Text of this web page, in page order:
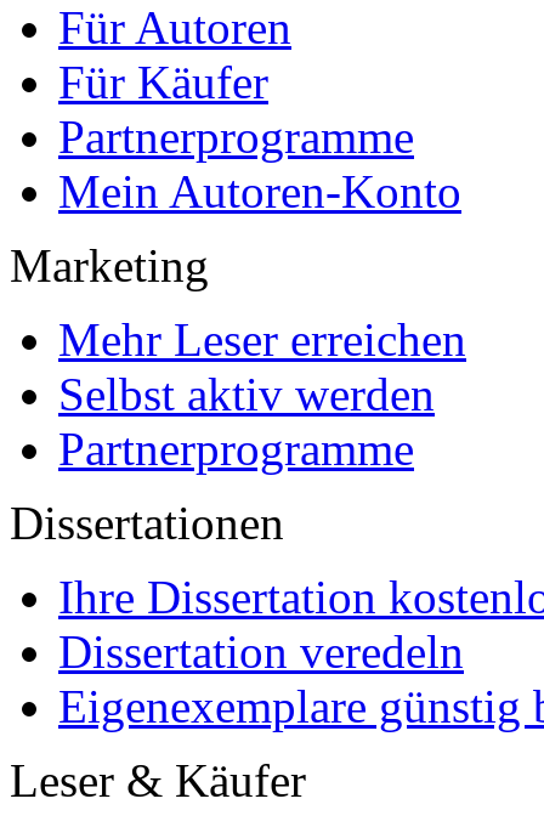
Für Autoren
Für Käufer
Partnerprogramme
Mein Autoren-Konto
Marketing
Mehr Leser erreichen
Selbst aktiv werden
Partnerprogramme
Dissertationen
Ihre Dissertation
Dissertation veredeln
Eigenexemplare günstig
Leser & Käufer